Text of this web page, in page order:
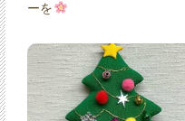
ーを